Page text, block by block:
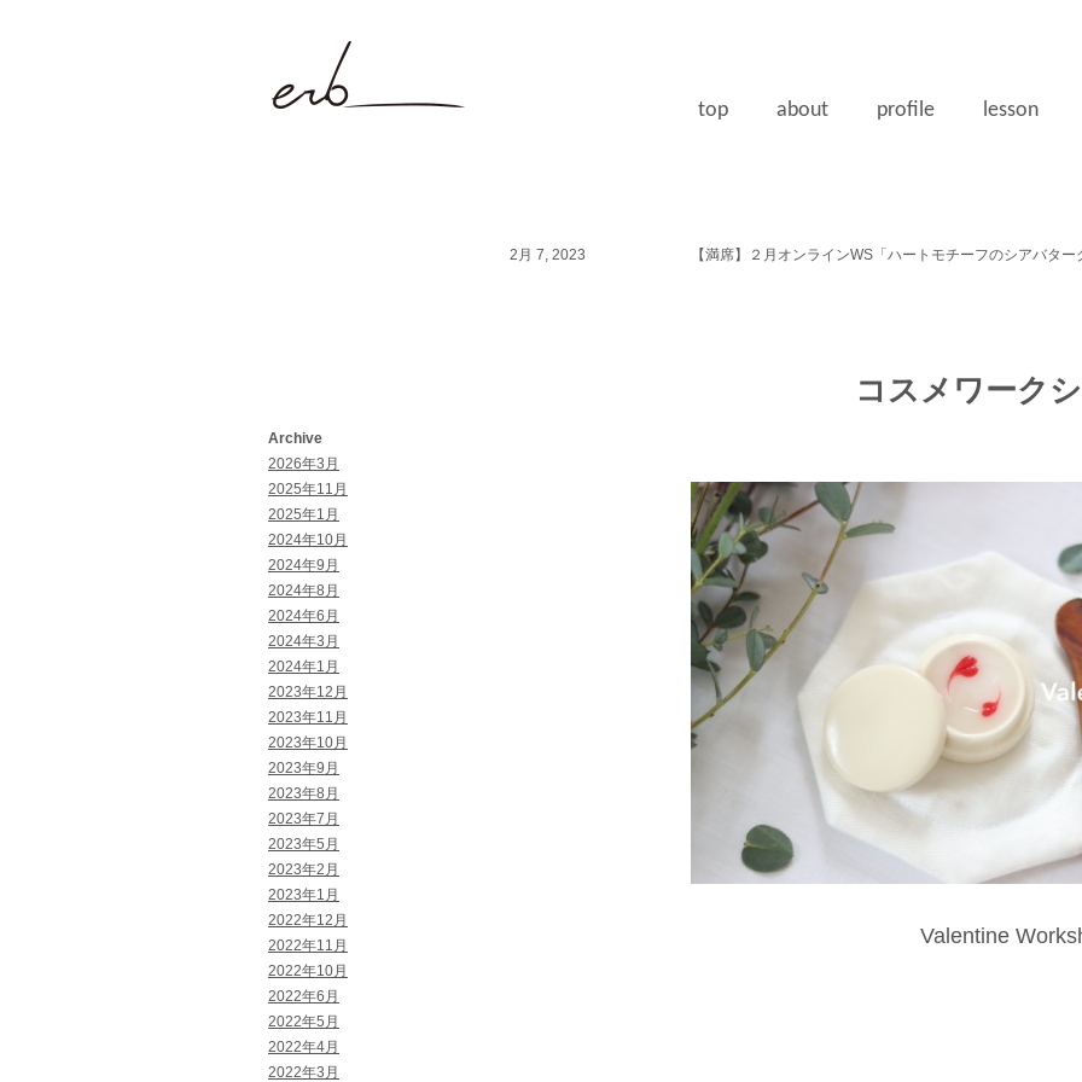
top about profile lesson
Archive
2026年3月
2025年11月
2025年1月
2024年10月
2024年9月
2024年8月
2024年6月
2024年3月
2024年1月
2023年12月
2023年11月
2023年10月
2023年9月
2023年8月
2023年7月
2023年5月
2023年2月
2023年1月
2022年12月
2022年11月
2022年10月
2022年6月
2022年5月
2022年4月
2022年3月
2月 7, 2023 【満席】２月オンラインWS「ハートモチーフのシアバター
コスメワーク
Valentine